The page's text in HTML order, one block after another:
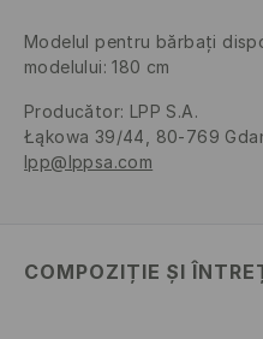
Modelul pentru bărbați
modelului: 180 cm
Producător: LPP S.A.
Łąkowa 39/44, 80-769
lpp@lppsa.com
COMPOZIȚIE ȘI